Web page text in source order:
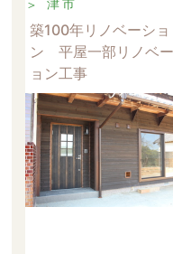
津市
築100年リノベーショ
ン 平屋一部リノベ
ョン工事